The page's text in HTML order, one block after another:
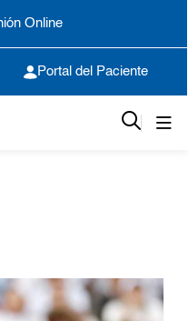
Online
Portal del Paciente